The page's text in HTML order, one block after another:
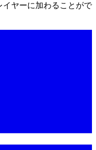
ヤーに加わることがで